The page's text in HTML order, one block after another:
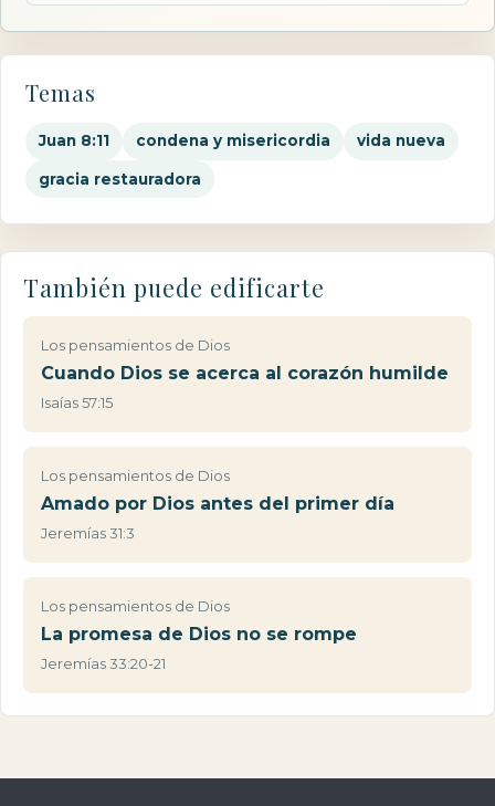
Temas
Juan 8:11 condena y misericordia vida nueva
gracia restauradora
También puede edificarte
Los pensamientos de Dios
Cuando Dios se acerca al corazón humilde
Isaías 57:15
Los pensamientos de Dios
Amado por Dios antes del primer día
Jeremías 31:3
Los pensamientos de Dios
La promesa de Dios no se rompe
Jeremías 33:20-21